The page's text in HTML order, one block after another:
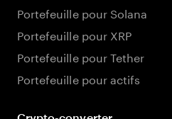
Portefeuille pour Solana
Portefeuille pour XRP
Portefeuille pour Tether
Portefeuille pour actifs